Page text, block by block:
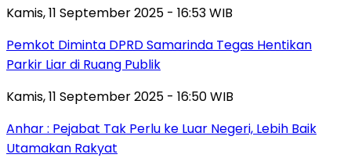
Kamis, 11 September 2025 - 16:53 WIB
Pemkot Diminta DPRD Samarinda Tegas Hentikan
Parkir Liar di Ruang Publik
Kamis, 11 September 2025 - 16:50 WIB
Anhar : Pejabat Tak Perlu ke Luar Negeri, Lebih Baik
Utamakan Rakyat